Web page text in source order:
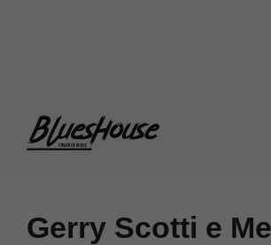
Gerry Scotti e